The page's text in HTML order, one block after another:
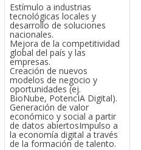
Estímulo a industrias
tecnológicas locales y
desarrollo de soluciones
nacionales.
Mejora de la competitividad
global del país y las
empresas.
Creación de nuevos
modelos de negocio y
oportunidades (ej.
BioNube, PotencIA Digital).
Generación de valor
económico y social a partir
de datos abiertosImpulso a
la economía digital a través
de la formación de talento.